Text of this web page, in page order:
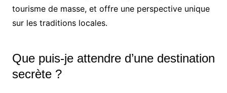
tourisme de masse, et offre une perspective unique
sur les traditions locales.
Que puis-je attendre d’une destination
secrète ?